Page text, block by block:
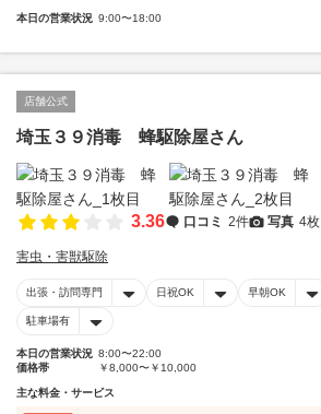
本日の営業状況 9:00〜18:00
店舗公式
埼玉３９消毒 蜂駆除屋さん
3.36 口コミ 2件 写真 4枚
害虫・害獣駆除
出張・訪問専門 日祝OK 早朝OK
駐車場有
本日の営業状況 8:00〜22:00
価格帯
￥8,000〜￥10,000
主な料金・サービス